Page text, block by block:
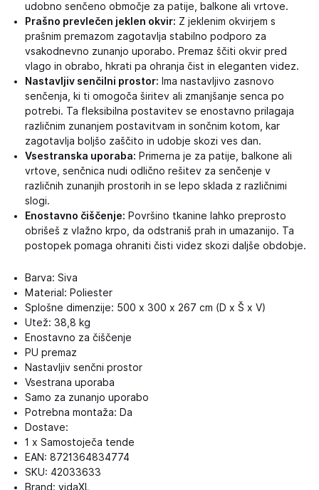
udobno senčeno območje za patije, balkone ali vrtove.
Prašno prevlečen jeklen okvir: Z jeklenim okvirjem s
prašnim premazom zagotavlja stabilno podporo za
vsakodnevno zunanjo uporabo. Premaz ščiti okvir pred
vlago in obrabo, hkrati pa ohranja čist in eleganten videz.
Nastavljiv senčilni prostor: Ima nastavljivo zasnovo
senčenja, ki ti omogoča širitev ali zmanjšanje senca po
potrebi. Ta fleksibilna postavitev se enostavno prilagaja
različnim zunanjem postavitvam in sončnim kotom, kar
zagotavlja boljšo zaščito in udobje skozi ves dan.
Vsestranska uporaba: Primerna je za patije, balkone ali
vrtove, senčnica nudi odlično rešitev za senčenje v
različnih zunanjih prostorih in se lepo sklada z različnimi
slogi.
Enostavno čiščenje: Površino tkanine lahko preprosto
obrišeš z vlažno krpo, da odstraniš prah in umazanijo. Ta
postopek pomaga ohraniti čisti videz skozi daljše obdobje.
Barva: Siva
Material: Poliester
Splošne dimenzije: 500 x 300 x 267 cm (D x Š x V)
Utež: 38,8 kg
Enostavno za čiščenje
PU premaz
Nastavljiv senčni prostor
Vsestrana uporaba
Samo za zunanjo uporabo
Potrebna montaža: Da
Dostave:
1 x Samostoječa tende
EAN: 8721364834774
SKU: 42033633
Brand: vidaXL